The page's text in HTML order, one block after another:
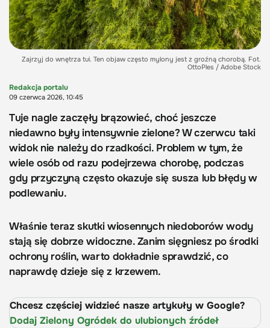
Zajrzyj do wnętrza tui. Ten objaw często mylony jest z groźną chorobą. Fot.
OttoPles / Adobe Stock
Redakcja portalu
09 czerwca 2026, 10:45
Tuje nagle zaczęły brązowieć, choć jeszcze
niedawno były intensywnie zielone? W czerwcu taki
widok nie należy do rzadkości. Problem w tym, że
wiele osób od razu podejrzewa chorobę, podczas
gdy przyczyną często okazuje się susza lub błędy w
podlewaniu.
Właśnie teraz skutki wiosennych niedoborów wody
stają się dobrze widoczne. Zanim sięgniesz po środki
ochrony roślin, warto dokładnie sprawdzić, co
naprawdę dzieje się z krzewem.
Chcesz częściej widzieć nasze artykuły w Google?
Dodaj Zielony Ogródek do ulubionych źródeł